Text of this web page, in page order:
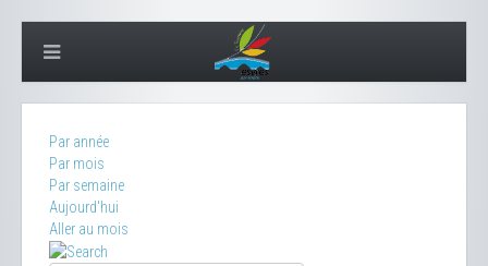
Par année
Par mois
Par semaine
Aujourd'hui
Aller au mois